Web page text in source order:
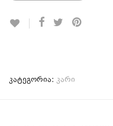
კატეგორია: კარი